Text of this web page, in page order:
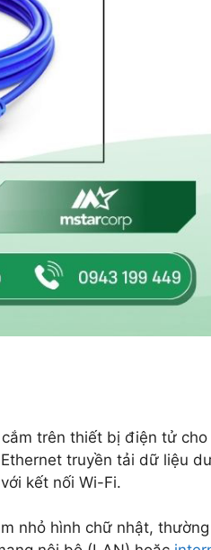
trên thiết bị điện tử cho
truyền tải dữ liệu
kết nối Wi-Fi.
nhỏ hình chữ nhật,